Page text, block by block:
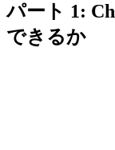
パート 1:
できるか